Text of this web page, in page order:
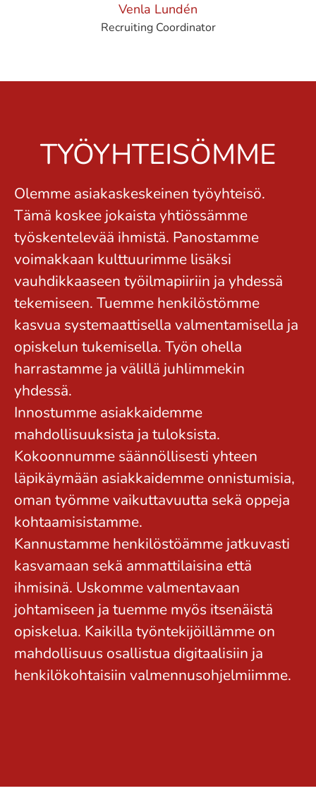
Venla Lundén
Recruiting Coordinator
TYÖYHTEISÖMME
Olemme asiakaskeskeinen työyhteisö.
Tämä koskee jokaista yhtiössämme
työskentelevää ihmistä. Panostamme
voimakkaan kulttuurimme lisäksi
vauhdikkaaseen työilmapiiriin ja yhdessä
tekemiseen. Tuemme henkilöstömme
kasvua systemaattisella valmentamisella ja
opiskelun tukemisella. Työn ohella
harrastamme ja välillä juhlimmekin
yhdessä.
Innostumme asiakkaidemme
mahdollisuuksista ja tuloksista.
Kokoonnumme säännöllisesti yhteen
läpikäymään asiakkaidemme onnistumisia,
oman työmme vaikuttavuutta sekä oppeja
kohtaamisistamme.
Kannustamme henkilöstöämme jatkuvasti
kasvamaan sekä ammattilaisina että
ihmisinä. Uskomme valmentavaan
johtamiseen ja tuemme myös itsenäistä
opiskelua. Kaikilla työntekijöillämme on
mahdollisuus osallistua digitaalisiin ja
henkilökohtaisiin valmennusohjelmiimme.